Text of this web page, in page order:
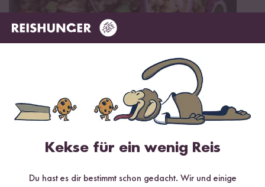
Glutenfrei
Mediterraner Reissalat mit getrockneten
Kekse für ein wenig Reis
Du hast es dir bestimmt schon gedacht. Wir und einige